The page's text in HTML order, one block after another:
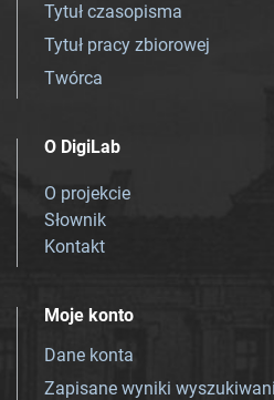
Tytuł czasopisma
Tytuł pracy zbiorowej
Twórca
O DigiLab
O projekcie
Słownik
Kontakt
Moje konto
Dane konta
Zapisane wyniki